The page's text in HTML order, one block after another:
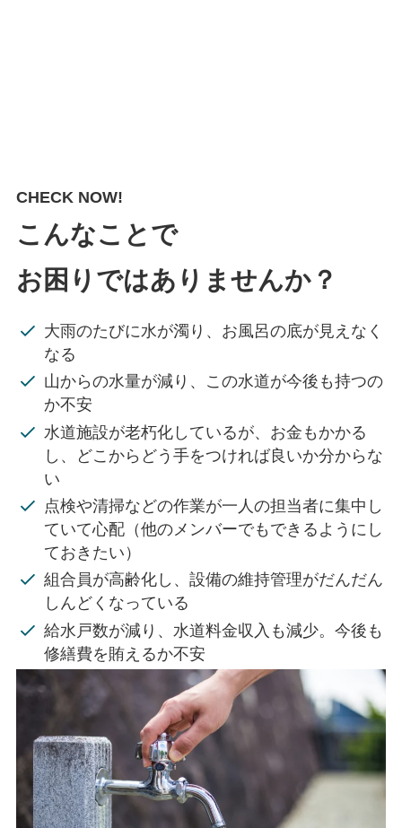
CHECK NOW!
こんなことで
お困りではありませんか？
大雨のたびに水が濁り、お風呂の底が見えなく
なる
山からの水量が減り、この水道が今後も持つの
か不安
水道施設が老朽化しているが、お金もかかる
し、どこからどう手をつければ良いか分からな
い
点検や清掃などの作業が一人の担当者に集中し
ていて心配（他のメンバーでもできるようにし
ておきたい）
組合員が高齢化し、設備の維持管理がだんだん
しんどくなっている
給水戸数が減り、水道料金収入も減少。今後も
修繕費を賄えるか不安